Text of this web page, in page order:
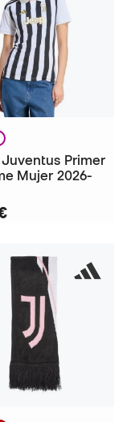
Primer
Mujer 2026-